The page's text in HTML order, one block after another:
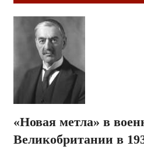
«Новая метла» в
Великобритании в